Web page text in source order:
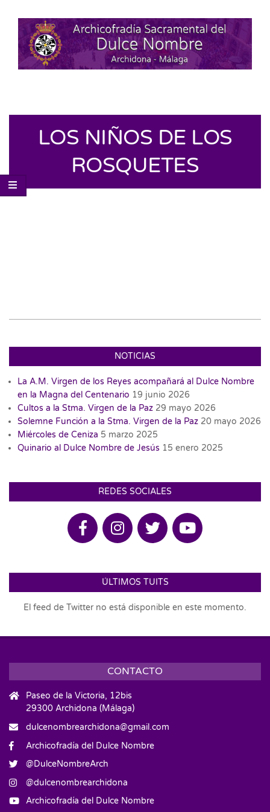
LOS NIÑOS DE LOS
ROSQUETES
NOTICIAS
La A.M. Virgen de los Reyes acompañará al Dulce Nombre
en la Magna del Centenario 19 junio 2026
Cultos a la Stma. Virgen de la Paz 29 mayo 2026
Solemne Función a la Stma. Virgen de la Paz 20 mayo 2026
Miércoles de Ceniza 5 marzo 2025
Quinario al Dulce Nombre de Jesús 15 enero 2025
REDES SOCIALES
ÚLTIMOS TUITS
El feed de Twitter no está disponible en este momento.
CONTACTO
Paseo de la Victoria, 12bis
29300 Archidona (Málaga)
dulcenombrearchidona@gmail.com
Archicofradía del Dulce Nombre
@DulceNombreArch
@dulcenombrearchidona
Archicofradía del Dulce Nombre